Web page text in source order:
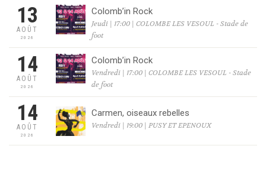
13
AOÛT
2026
Colomb’in Rock
Jeudi | 17:00 | COLOMBE LES VESOUL - Stade de
foot
14
AOÛT
2026
Colomb’in Rock
Vendredi | 17:00 | COLOMBE LES VESOUL - Stade
de foot
14
AOÛT
2026
Carmen, oiseaux rebelles
Vendredi | 19:00 | PUSY ET EPENOUX